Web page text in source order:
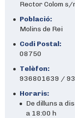
Rector Colom s/
Població:
Molins de Rei
Codi Postal:
08750
Telèfon:
936801639 /
Horaris:
De dilluns a
a 18:00 h